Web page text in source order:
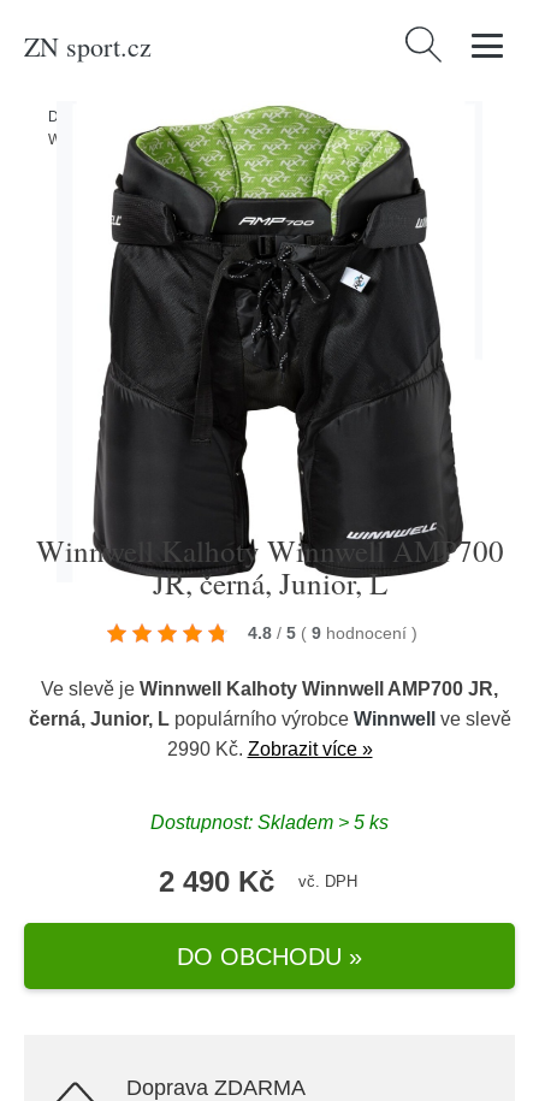
ZN sport.cz Vyhledávání
Domů Sport a outdoor/Sporty/
Winnwell Kalhoty Winnwell AMP700 JR, černá, Junior, L
Winnwell Kalhoty Winnwell AMP700
JR, černá, Junior, L
4.8 / 5 ( 9 hodnocení )
Ve slevě je Winnwell Kalhoty Winnwell AMP700 JR,
černá, Junior, Lpopulárního výrobce Winnwell
ve slevě
2990 Kč. Zobrazit více »
Dostupnost: Skladem > 5 ks
2 490 Kč vč. DPH
DO OBCHODU »
Doprava ZDARMA